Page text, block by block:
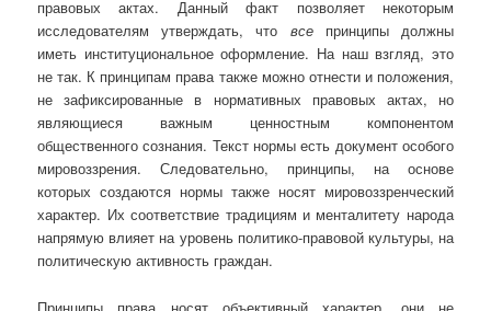
правовых актах. Данный факт позволяет некоторым
исследователям утверждать, что всепринципы должны
иметь институциональное оформление. На наш взгляд, это
не так. К принципам права также можно отнести и положения,
не зафиксированные в нормативных правовых актах, но
являющиеся важным ценностным компонентом
общественного сознания. Текст нормы есть документ особого
мировоззрения. Следовательно, принципы, на основе
которых создаются нормы также носят мировоззренческий
характер. Их соответствие традициям и менталитету народа
напрямую влияет на уровень политико-правовой культуры, на
политическую активность граждан.
Принципы права носят объективный характер, они не